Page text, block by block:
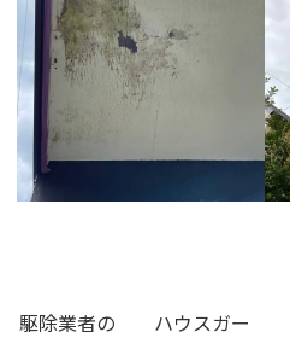
駆除業者の
ハウスガー